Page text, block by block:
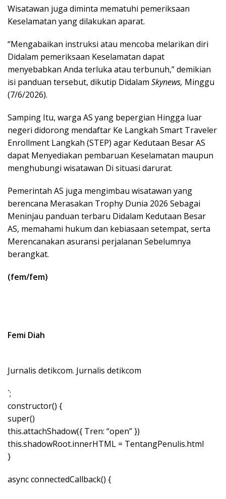
Wisatawan juga diminta mematuhi pemeriksaan
Keselamatan yang dilakukan aparat.
“Mengabaikan instruksi atau mencoba melarikan diri
Didalam pemeriksaan Keselamatan dapat
menyebabkan Anda terluka atau terbunuh,” demikian
isi panduan tersebut, dikutip Didalam Skynews, Minggu
(7/6/2026).
Samping Itu, warga AS yang bepergian Hingga luar
negeri didorong mendaftar Ke Langkah Smart Traveler
Enrollment Langkah (STEP) agar Kedutaan Besar AS
dapat Menyediakan pembaruan Keselamatan maupun
menghubungi wisatawan Di situasi darurat.
Pemerintah AS juga mengimbau wisatawan yang
berencana Merasakan Trophy Dunia 2026 Sebagai
Meninjau panduan terbaru Didalam Kedutaan Besar
AS, memahami hukum dan kebiasaan setempat, serta
Merencanakan asuransi perjalanan Sebelumnya
berangkat.
(fem/fem)
Femi Diah
Jurnalis detikcom. Jurnalis detikcom
`;
constructor() {
super()
this.attachShadow({ Tren: “open” })
this.shadowRoot.innerHTML = TentangPenulis.html
}
async connectedCallback() {